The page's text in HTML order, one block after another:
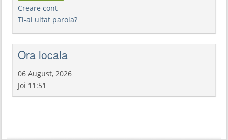
Creare cont
Ti-ai uitat parola?
Ora locala
06 August, 2026
Joi 11:51